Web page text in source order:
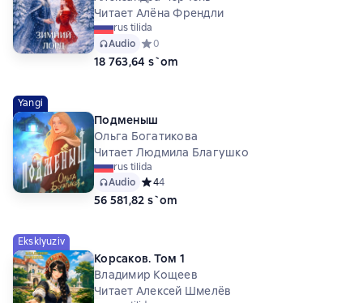
Читает Алёна Френдли
rus tilida
Audio Средний рейтинг 0 на основе 0 оценок
0
18 763,64 s`om
Yangi
Подменыш
Ольга Богатикова
Читает Людмила Благушко
rus tilida
Audio Средний рейтинг 4 на основе 4 оценок
44
56 581,82 s`om
Eksklyuziv
Корсаков. Том 1
Владимир Кощеев
Читает Алексей Шмелёв